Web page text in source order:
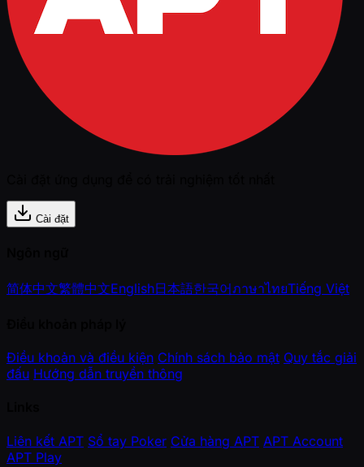
Cài đặt
简体中文繁體中文English日本語한국어ภาษาไทยTiếng Việt
Điều khoản và điều kiện Chính sách bảo mật Quy tắc giải
đấu Hướng dẫn truyền thông
Liên kết APT Sổ tay Poker Cửa hàng APT APT Account
APT Play